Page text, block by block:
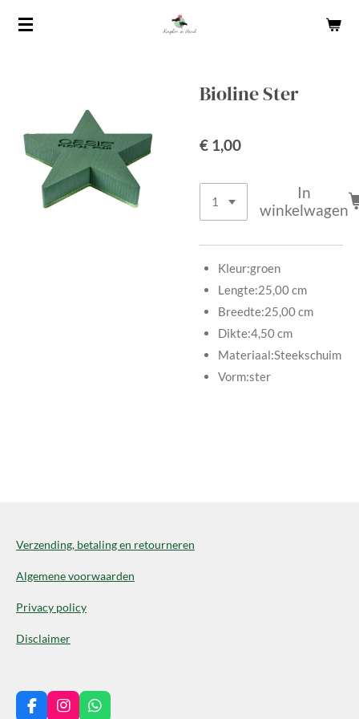
Ga
Bioline Ster
€ 1,00
In
winkelwagen
Kleur:groen
Lengte:25,00 cm
Breedte:25,00 cm
Dikte:4,50 cm
Materiaal:Steekschuim
Vorm:ster
Verzending, betaling en retourneren
Algemene voorwaarden
Privacy policy
Disclaimer
F I W